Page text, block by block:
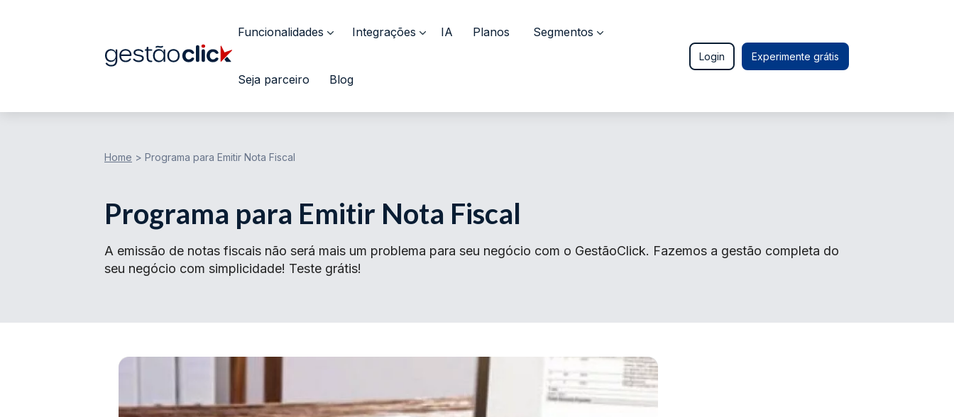
Funcionalidades Integrações IA Planos Segmentos
Seja parceiro Blog
Login Experimente grátis
Home > Programa para Emitir Nota Fiscal
Programa para Emitir Nota Fiscal
A emissão de notas fiscais não será mais um problema para seu negócio com o GestãoClick. Fazemos a gestão completa do
seu negócio com simplicidade! Teste grátis!